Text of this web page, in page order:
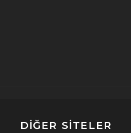
DİĞER SİTELER